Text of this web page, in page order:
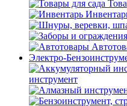
Электро-
инструмент